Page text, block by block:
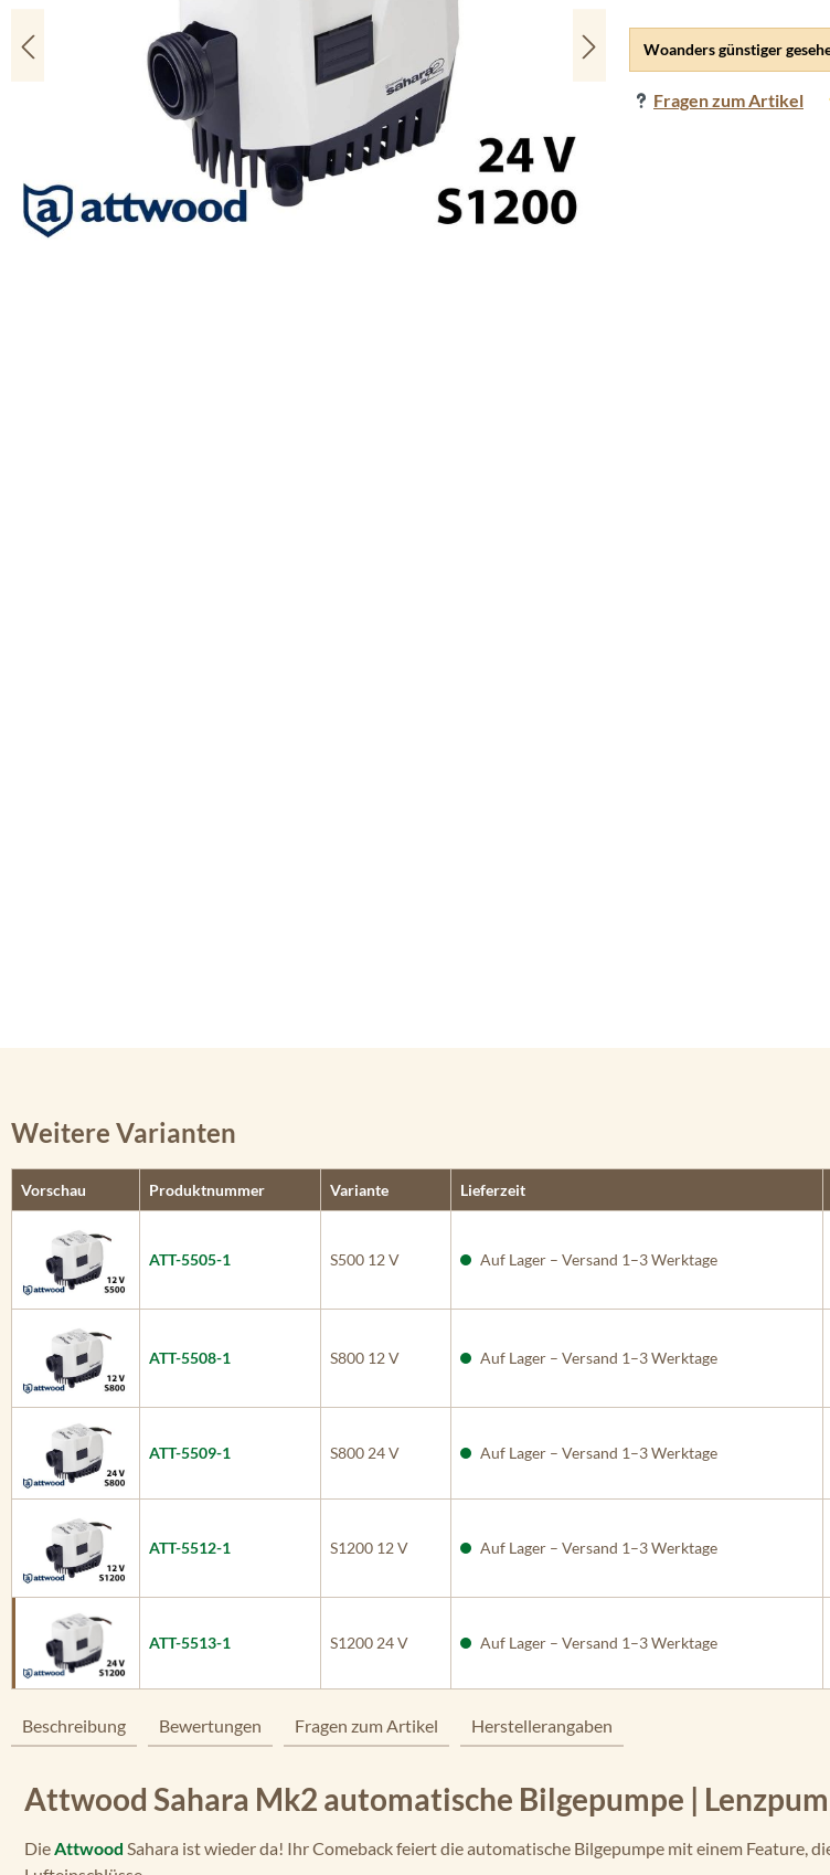
Woanders günstiger
Fragen zum Artikel
Weitere Varianten
Vorschau Produktnummer Variante Lieferzeit
ATT-5505-1 S500 12 V Auf Lager – Versand 1–3 Werktage
ATT-5508-1 S800 12 V Auf Lager – Versand 1–3 Werktage
ATT-5509-1 S800 24 V Auf Lager – Versand 1–3 Werktage
ATT-5512-1 S1200 12 V Auf Lager – Versand 1–3 Werktage
ATT-5513-1 S1200 24 V Auf Lager – Versand 1–3 Werktage
Beschreibung Bewertungen Fragen zum Artikel Herstellerangaben
Attwood Sahara Mk2 automatische Bilgepumpe |
DieAttwood Sahara ist wieder da! Ihr Comeback feiert die automatische Bilgepumpe mit einem Feature,